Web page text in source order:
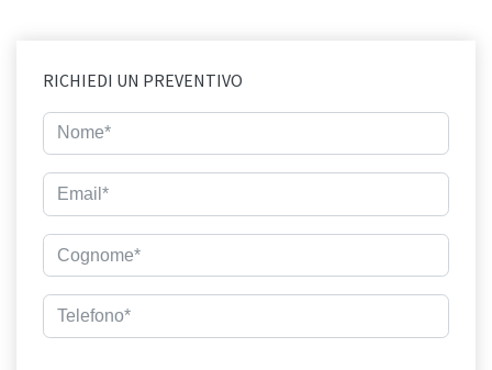
RICHIEDI UN PREVENTIVO